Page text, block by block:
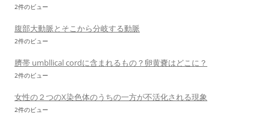
2件のビュー
腹部大動脈とそこから分岐する動脈
2件のビュー
臍帯 umbllical cordに含まれるもの？卵黄嚢はどこに？
2件のビュー
女性の２つのX染色体のうちの一方が不活化される現象
2件のビュー